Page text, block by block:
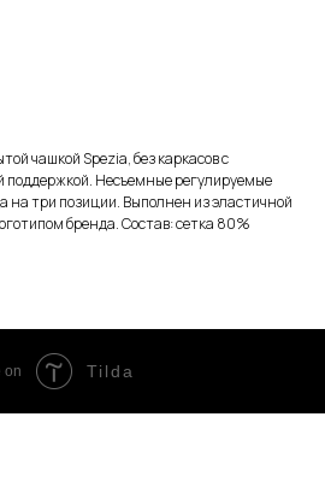
чашкой Spezia, без каркасов с
поддержкой. Несъемные регулируемые
на три позиции. Выполнен из эластичной
бренда. Состав: сетка 80%
on Tilda